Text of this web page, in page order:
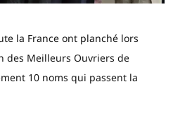
la France ont planché lors
des Meilleurs Ouvriers de
10 noms qui passent la